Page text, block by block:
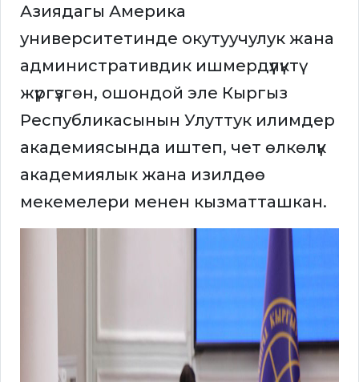
Азиядагы Америка
университетинде окутуучулук жана
административдик ишмердүүлүктү
жүргүзгөн, ошондой эле Кыргыз
Республикасынын Улуттук илимдер
академиясында иштеп, чет өлкөлүк
академиялык жана изилдөө
мекемелери менен кызматташкан.